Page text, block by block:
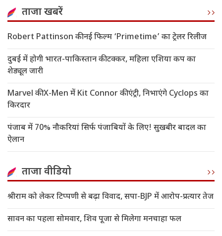
ताजा खबरें
Robert Pattinson की नई फिल्म ‘Primetime’ का ट्रेलर रिलीज
दुबई में होगी भारत-पाकिस्तान की टक्कर, महिला एशिया कप का
शेड्यूल जारी
Marvel की X-Men में Kit Connor की एंट्री, निभाएंगे Cyclops का
किरदार
पंजाब में 70% नौकरियां सिर्फ पंजाबियों के लिए! सुखबीर बादल का
ऐलान
ताजा वीडियो
श्रीराम को लेकर टिप्पणी से बढ़ा विवाद, सपा-BJP में आरोप-प्रत्यार तेज
सावन का पहला सोमवार, शिव पूजा से मिलेगा मनचाहा फल